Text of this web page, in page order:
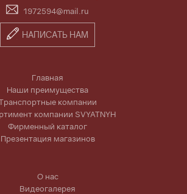
1972594@mail.ru
НАПИСАТЬ НАМ
Главная
Наши преимущества
компании
компании SVYATNYH
Фирменный каталог
Презентация магазинов
О нас
Видеогалерея